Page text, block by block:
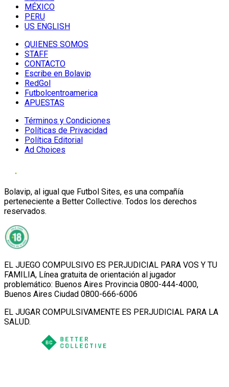
MÉXICO
PERU
US ENGLISH
QUIENES SOMOS
STAFF
CONTACTO
Escribe en Bolavip
RedGol
Futbolcentroamerica
APUESTAS
Términos y Condiciones
Políticas de Privacidad
Política Editorial
Ad Choices
Bolavip, al igual que Futbol Sites, es una compañía
perteneciente a Better Collective. Todos los derechos
reservados.
EL JUEGO COMPULSIVO ES PERJUDICIAL PARA VOS Y TU
FAMILIA, Línea gratuita de orientación al jugador
problemático: Buenos Aires Provincia 0800-444-4000,
Buenos Aires Ciudad 0800-666-6006
EL JUGAR COMPULSIVAMENTE ES PERJUDICIAL PARA LA
SALUD.